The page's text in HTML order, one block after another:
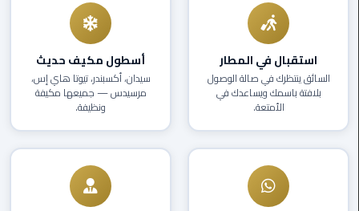
ليموزين
دهب
استقبال في المطار
السائق ينتظرك في صالة الوصول
بلافتة باسمك ويساعدك في
الأمتعة.
أسطول مكيف حديث
سيدان، أكسبندر، تيوتا هاي إس،
مرسيدس — جميعها مكيفة
ونظيفة.